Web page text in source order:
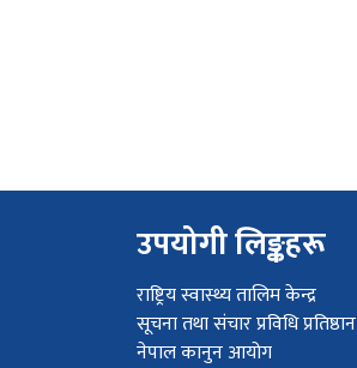
उपयोगी लिङ्कहरू
राष्ट्रिय स्वास्थ्य तालिम केन्द्र
सूचना तथा संचार प्रविधि प्रतिष्ठान
नेपाल कानुन आयोग